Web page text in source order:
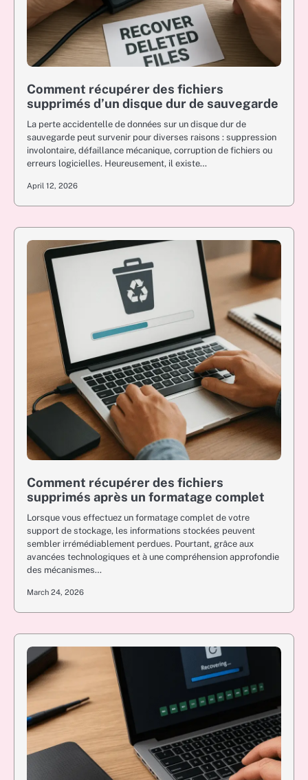
Comment récupérer des fichiers
supprimés d’un disque dur de sauvegarde
La perte accidentelle de données sur un disque dur de
sauvegarde peut survenir pour diverses raisons : suppression
involontaire, défaillance mécanique, corruption de fichiers ou
erreurs logicielles. Heureusement, il existe…
April 12, 2026
Comment récupérer des fichiers
supprimés après un formatage complet
Lorsque vous effectuez un formatage complet de votre
support de stockage, les informations stockées peuvent
sembler irrémédiablement perdues. Pourtant, grâce aux
avancées technologiques et à une compréhension approfondie
des mécanismes…
March 24, 2026